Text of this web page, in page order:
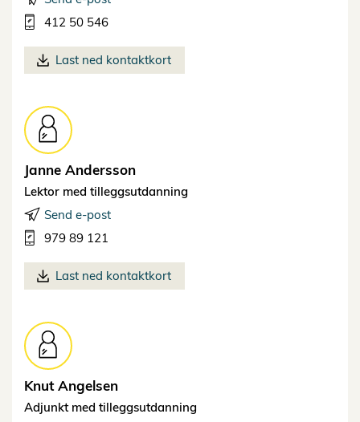
412 50 546
Last ned kontaktkort
Janne Andersson
Lektor med tilleggsutdanning
Send e-post
979 89 121
Last ned kontaktkort
Knut Angelsen
Adjunkt med tilleggsutdanning